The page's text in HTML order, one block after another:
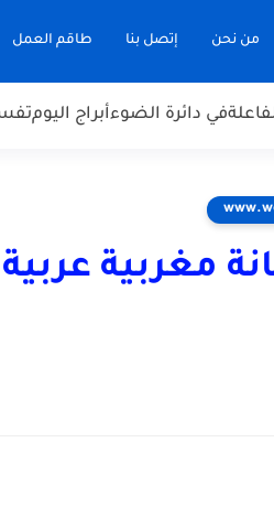
من نحن إتصل بنا طاقم العمل
في دائرة الضوءأبراج اليوم
مغربية